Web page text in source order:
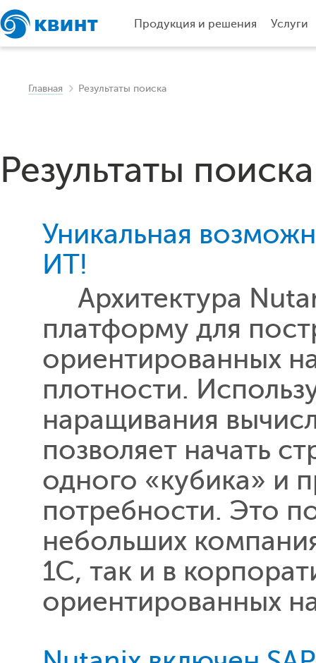
Продукция и решения Услуги
Главная Результаты поиска
Результаты
Уникальная
ИТ!
Архитектура
платформу для
ориентированных
плотности.
наращивания
позволяет начать
одного «кубика» и
потребности. Это
небольших
1С, так и в
ориентированных